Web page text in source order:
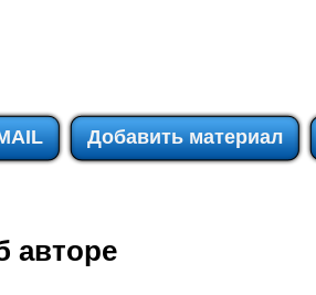
Добавить материал
авторе